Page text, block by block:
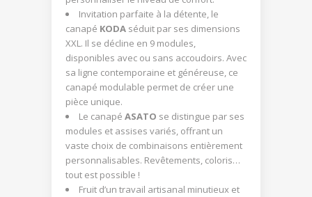
Invitation parfaite à la détente, le
canapé KODA séduit par ses dimensions
XXL. Il se décline en 9 modules,
disponibles avec ou sans accoudoirs. Avec
sa ligne contemporaine et généreuse, ce
canapé modulable permet de créer une
pièce unique.
Le canapé ASATO se distingue par ses
modules et assises variés, offrant un
vaste choix de combinaisons entièrement
personnalisables. Revêtements, coloris…
tout est possible !
Fruit d’un travail artisanal minutieux et